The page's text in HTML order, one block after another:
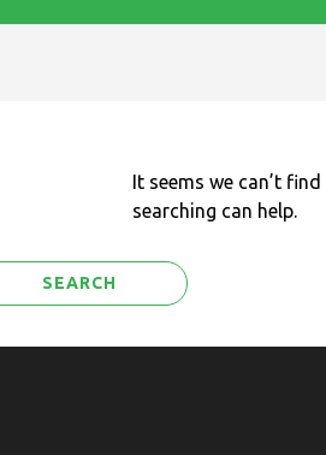
It seems we can’t
searching can help.